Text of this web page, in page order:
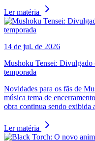
Ler matéria
14 de jul. de 2026
Mushoku Tensei: Divulgado
temporada
Novidades para os fãs de
música tema de
obra continua sendo exibida
Ler matéria